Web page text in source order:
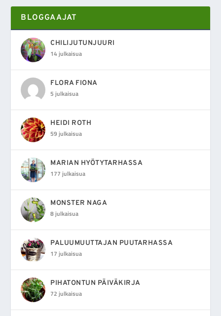
BLOGGAAJAT
CHILIJUTUNJUURI
14 julkaisua
FLORA FIONA
5 julkaisua
HEIDI ROTH
59 julkaisua
MARIAN HYÖTYTARHASSA
177 julkaisua
MONSTER NAGA
8 julkaisua
PALUUMUUTTAJAN PUUTARHASSA
17 julkaisua
PIHATONTUN PÄIVÄKIRJA
72 julkaisua